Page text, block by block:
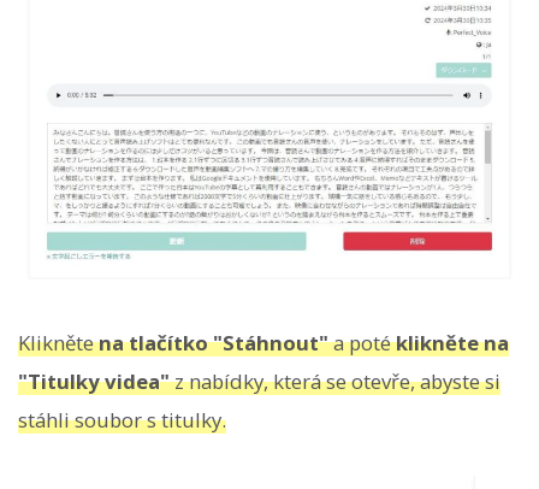
Kliknětena tlačítko "Stáhnout"a potéklikněte na
"Titulky videa"z nabídky, která se otevře, abyste si
stáhli soubor s titulky.